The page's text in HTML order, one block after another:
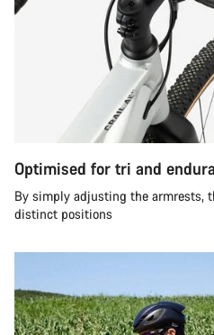
Optimised for tri and
By simply adjusting the armrests,
distinct positions